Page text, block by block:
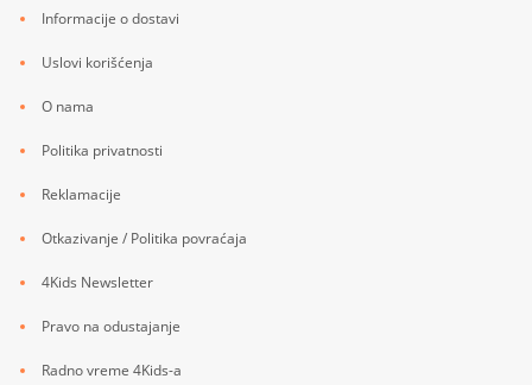
Informacije o dostavi
Uslovi korišćenja
O nama
Politika privatnosti
Reklamacije
Otkazivanje / Politika povraćaja
4Kids Newsletter
Pravo na odustajanje
Radno vreme 4Kids-a